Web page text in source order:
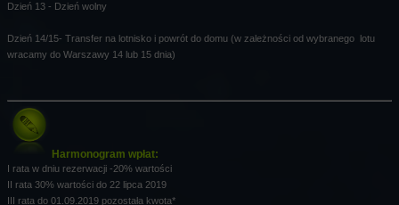
Dzień 13 - Dzień wolny
Dzień 14/15- Transfer na lotnisko i powrót do domu (w zależności od wybranego lotu
wracamy do Warszawy 14 lub 15 dnia)
Harmonogram wpłat:
I rata w dniu rezerwacji -20% wartości
II rata 30% wartości do 22 lipca 2019
III rata do 01.09.2019 pozostała kwota*